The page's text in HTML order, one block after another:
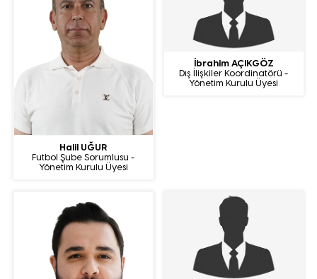
Halil UĞUR
Futbol Şube Sorumlusu -
Yönetim Kurulu Üyesi
İbrahim AÇIKGÖZ
Dış İlişkiler Koordinatörü -
Yönetim Kurulu Üyesi